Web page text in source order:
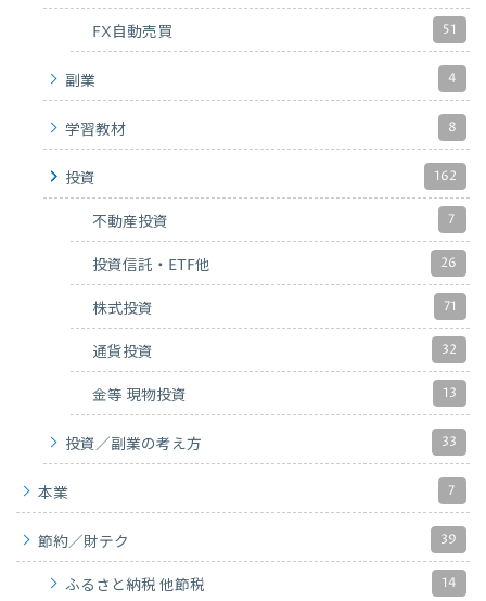
FX自動売買 51
副業 4
学習教材 8
投資 162
不動産投資 7
投資信託・ETF他 26
株式投資 71
通貨投資 32
金等 現物投資 13
投資／副業の考え方 33
本業 7
節約／財テク 39
ふるさと納税 他節税 14